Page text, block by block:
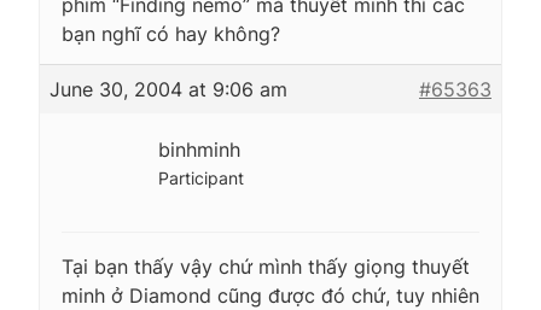
bạn nghĩ có hay không?
June 30, 2004 at 9:06 am #65363
binhminh
Participant
Tại bạn thấy vậy chứ mình thấy giọng thuyết
minh ở Diamond cũng được đó chứ, tuy nhiên